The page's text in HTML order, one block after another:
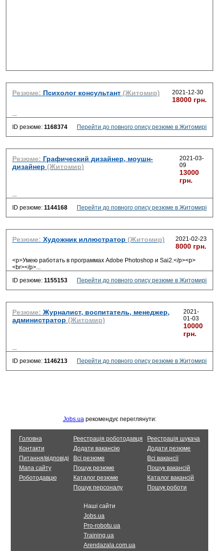
Резюме: Психолог консультант (Житомир) 2021-12-30
18000 грн.
...
ID резюме: 1168374 Перейти до повного опису резюме в Житомирі
Резюме: Графический дизайнер, моушн-
дизайнер (Житомир)
2021-03-
09
13000
грн.
...
ID резюме: 1144168 Перейти до повного опису резюме в Житомирі
Резюме: Художник иллюстратор (Житомир) 2021-02-23
8000 грн.
<p>Умею работать в программах Adobe Photoshop и Sai2.</p><p>
<br></p>...
ID резюме: 1155153 Перейти до повного опису резюме в Житомирі
Резюме: Журналист, воспитатель, менеджер,
администратор (Житомир)
2021-
01-03
10000
грн.
...
ID резюме: 1146213 Перейти до повного опису резюме в Житомирі
Jobs.uaрекомендує переглянути:
Головна
Контакти
Питання/відповіді
Мапа сайту
Роботодавцю
Реестрація роботодавця
Додати вакансію
Всі резюме
Пошук резюме
Каталог резюме
Пошук персоналу
Реестрація шукача
Додати резюме
Всі вакансії
Пошук вакансій
Каталог вакансій
Пошук роботи
Наші сайти
Jobs.ua
Pro-robotu.ua
Training.ua
Arendazala.com.ua